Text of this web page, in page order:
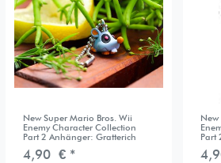
New Super Mario Bros. Wii
Enemy Character Collection
Part 2 Anhänger: Gratterich
4,90 € *
Part